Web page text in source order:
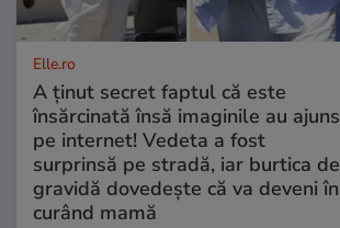
Elle.ro
A ținut secret faptul că este
însărcinată însă imaginile au ajuns
pe internet! Vedeta a fost
surprinsă pe stradă, iar burtica de
gravidă dovedește că va deveni în
curând mamă